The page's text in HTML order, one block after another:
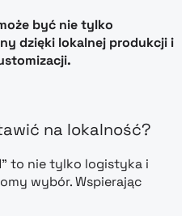
być nie tylko
dzięki lokalnej produkcji i
na lokalność?
to nie tylko logistyka i
wybór. Wspierając